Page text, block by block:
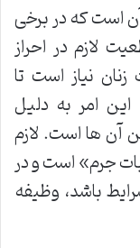
است که در برخی
لازم در احراز
نیاز است تا
امر به دلیل
آن ها است. لازم
جرم» است و در
باشد، وظیفه